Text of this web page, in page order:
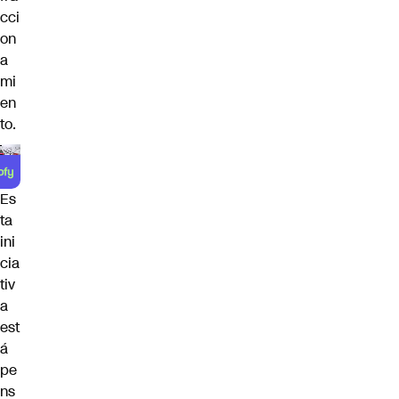
cci
on
a
mi
en
to.
Es
ta
ini
cia
tiv
a
est
á
pe
ns